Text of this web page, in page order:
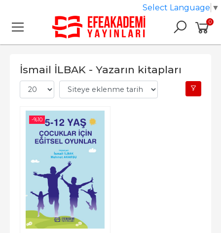
0
İsmail İLBAK - Yazarın kitapları
-%10
Select Language ▼